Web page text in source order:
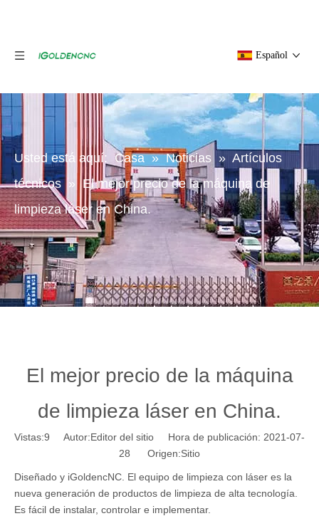
Español
Usted está aquí: Casa » Noticias » Artículos
técnicos » El mejor precio de la máquina de
limpieza láser en China.
El mejor precio de la máquina
de limpieza láser en China.
Vistas:9 Autor:Editor del sitio Hora de publicación: 2021-07-
28 Origen:Sitio
Diseñado y iGoldencNC. El equipo de limpieza con láser es la
nueva generación de productos de limpieza de alta tecnología.
Es fácil de instalar, controlar e implementar.